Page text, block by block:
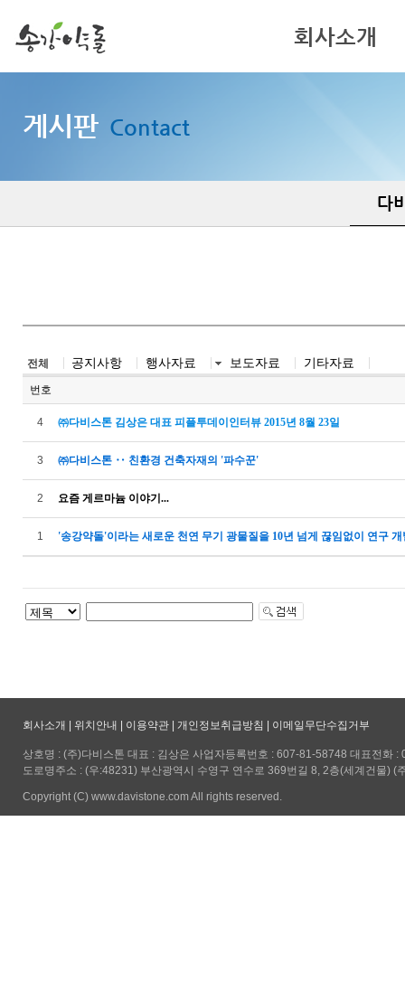
회사소개
게시판 Contact
다
전체 공지사항 행사자료 보도자료 기타자료
번호
4 ㈜다비스톤 김상은 대표 피플투데이인터뷰 2015년 8월 23일
3 ㈜다비스톤 ‥ 친환경 건축자재의 '파수꾼'
2 요즘 게르마늄 이야기...
1 '송강약돌'이라는 새로운 천연 무기 광물질을 10년 넘게 끊임없이 연구
회사소개 위치안내 이용약관 개인정보취급방침 이메일무단수집거부
상호명 : (주)다비스톤 대표 : 김상은 사업자등록번호 : 607-81-58748 대표전화
도로명주소 : (우:48231) 부산광역시 수영구 연수로 369번길 8, 2층(세계건물)
Copyright (C) www.davistone.com All rights reserved.